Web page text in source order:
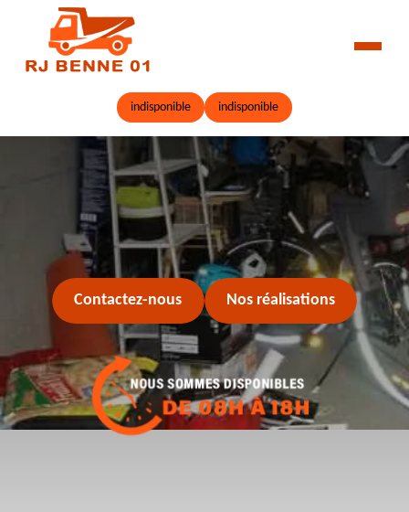
indisponible indisponible
Contactez-nous Nos réalisations